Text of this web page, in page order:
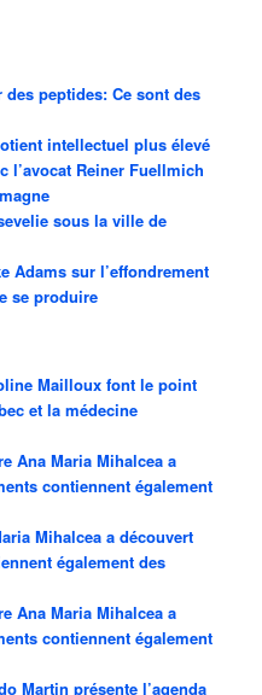
peptides: Ce sont des
intellectuel plus élevé
l’avocat Reiner Fuellmich
sous la ville de
Adams sur l’effondrement
se produire
Mailloux font le point
et la médecine
Ana Maria Mihalcea a
contiennent également
Mihalcea a découvert
également des
Ana Maria Mihalcea a
contiennent également
Martin présente l’agenda